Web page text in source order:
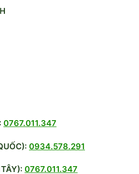
0767.011.347
0934.578.291
0767.011.347